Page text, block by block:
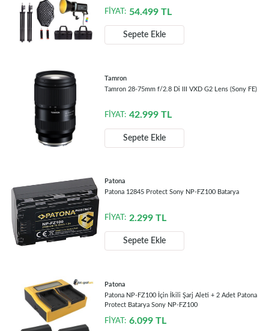
FİYAT: 54.499 TL
Sepete Ekle
Tamron
Tamron 28-75mm f/2.8 Di III VXD G2 Lens (Sony FE)
FİYAT: 42.999 TL
Sepete Ekle
Patona
Patona 12845 Protect Sony NP-FZ100 Batarya
FİYAT: 2.299 TL
Sepete Ekle
Patona
Patona NP-FZ100 İçin İkili Şarj Aleti + 2 Adet Patona
Protect Batarya Sony NP-FZ100
FİYAT: 6.099 TL